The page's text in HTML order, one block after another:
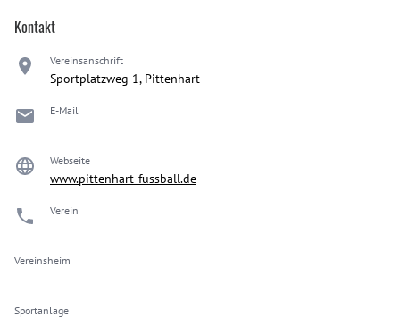
Kontakt
Vereinsanschrift
Sportplatzweg 1, Pittenhart
E-Mail
-
Webseite
www.pittenhart-fussball.de
Verein
-
Vereinsheim
-
Sportanlage